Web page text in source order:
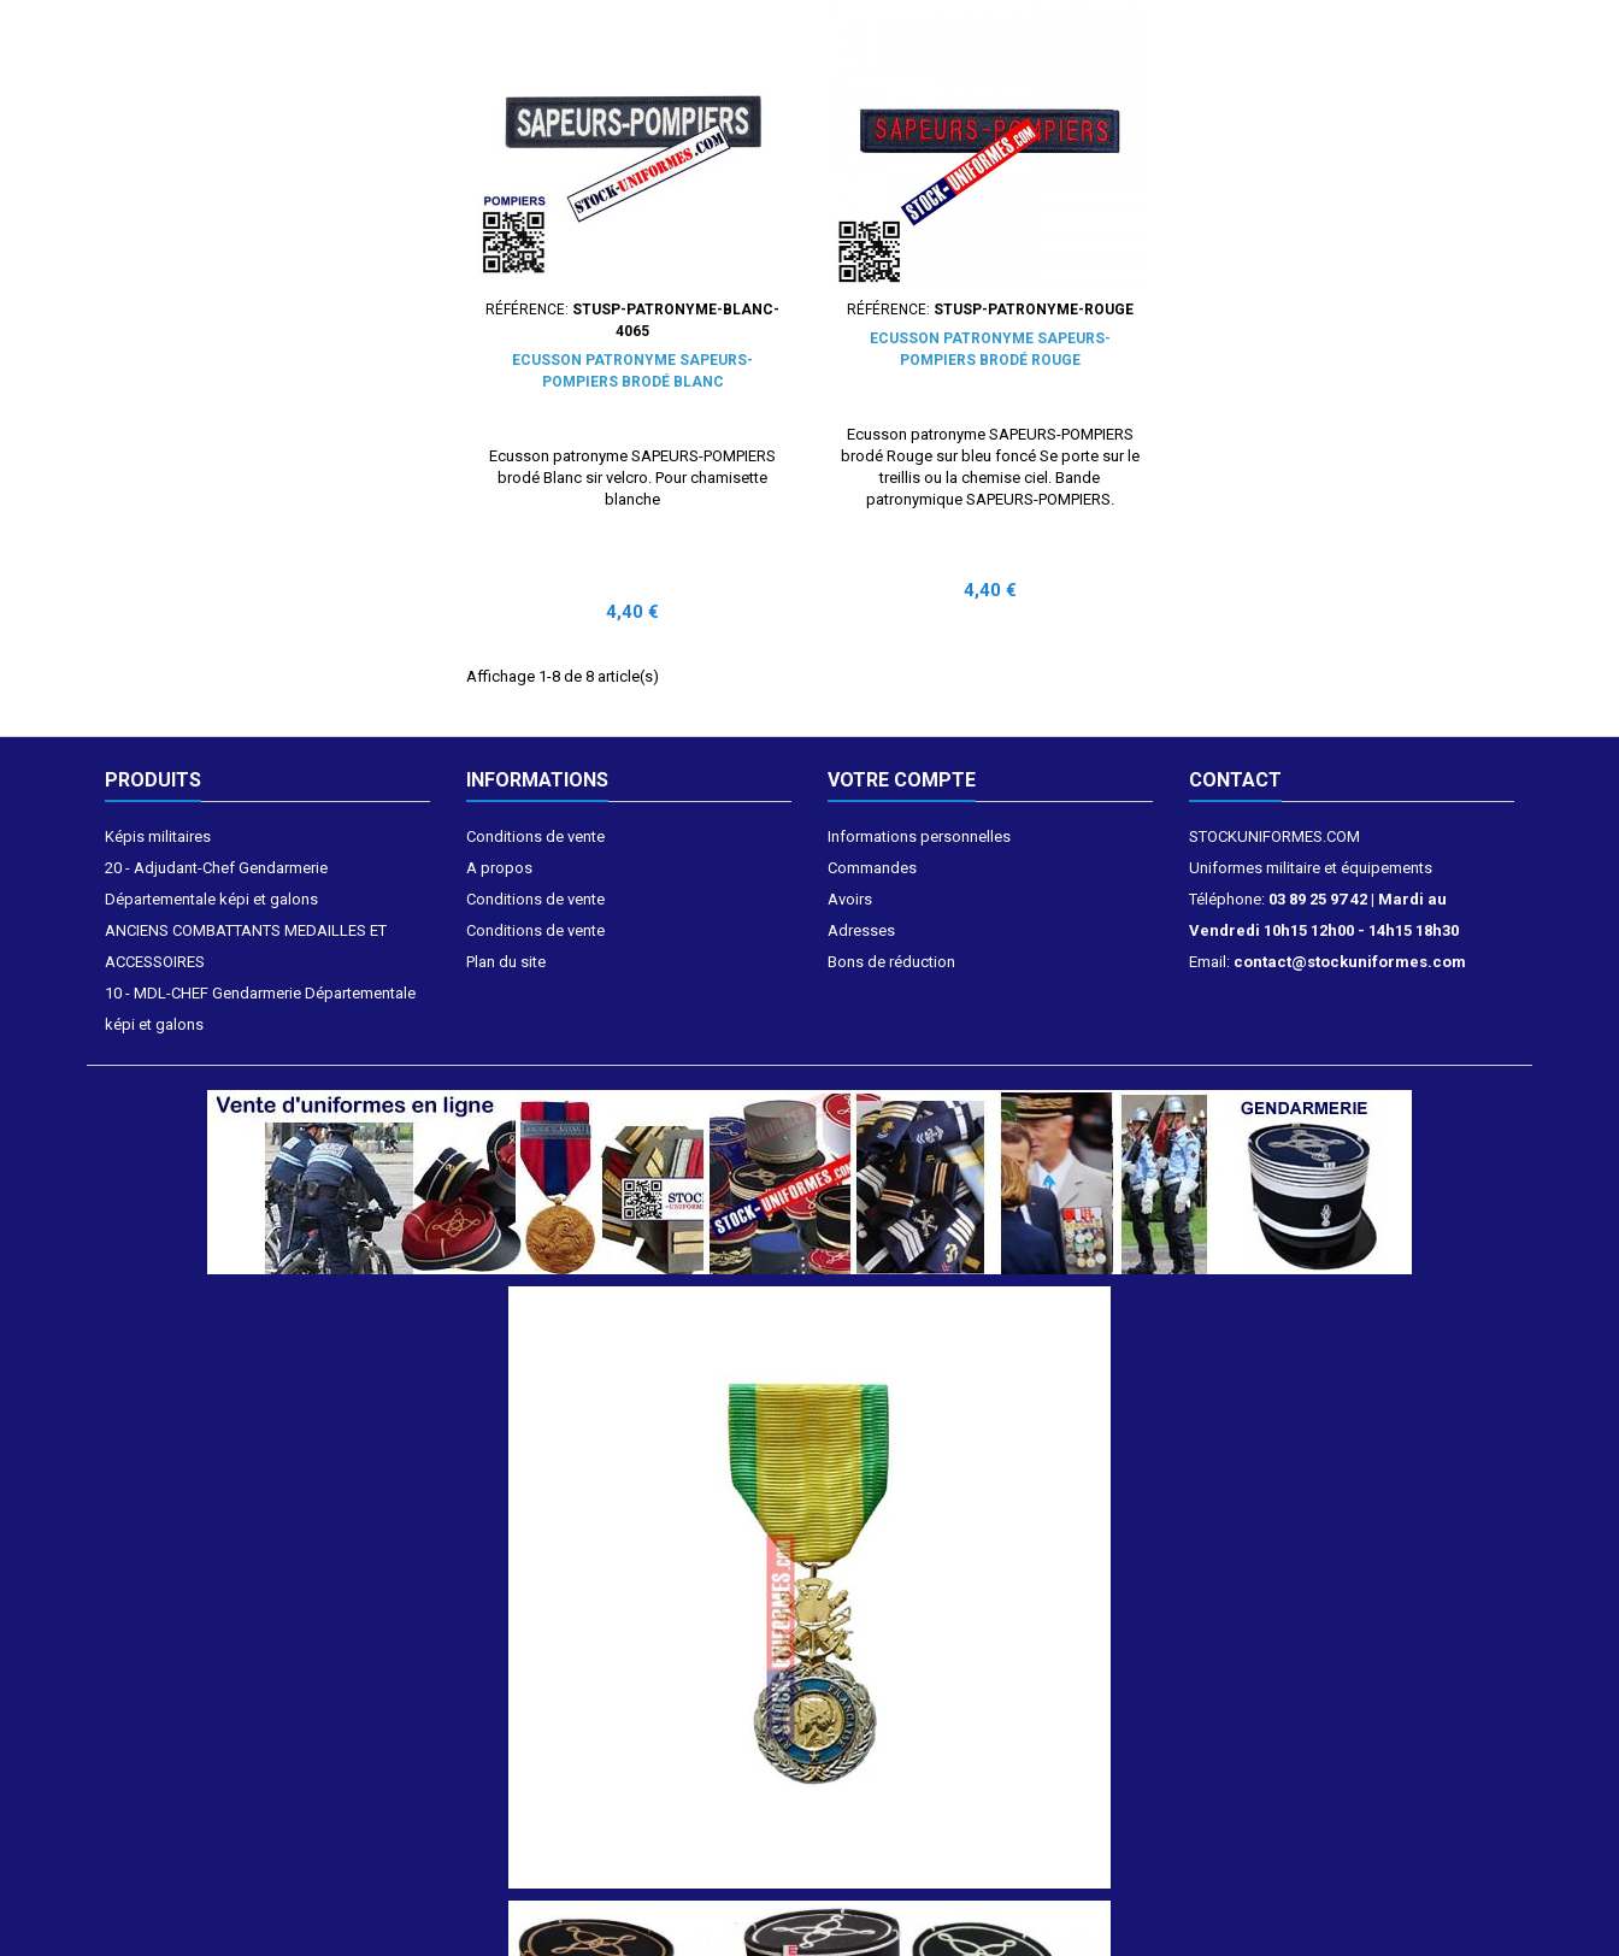
RÉFÉRENCE: STUSP-PATRONYME-BLANC-
4065
ECUSSON PATRONYME SAPEURS-
POMPIERS BRODÉ BLANC
Ecusson patronyme SAPEURS-POMPIERS
brodé Blanc sir velcro. Pour chamisette
blanche
Prix
4,40 €
RÉFÉRENCE: STUSP-PATRONYME-ROUGE
ECUSSON PATRONYME SAPEURS-
POMPIERS BRODÉ ROUGE
Ecusson patronyme SAPEURS-POMPIERS
brodé Rouge sur bleu foncé Se porte sur le
treillis ou la chemise ciel. Bande
patronymique SAPEURS-POMPIERS.
Prix
4,40 €
Affichage 1-8 de 8 article(s)
PRODUITS
Képis militaires
20 - Adjudant-Chef Gendarmerie
Départementale képi et galons
ANCIENS COMBATTANTS MEDAILLES ET
ACCESSOIRES
10 - MDL-CHEF Gendarmerie Départementale
képi et galons
INFORMATIONS
Conditions de vente
A propos
Conditions de vente
Conditions de vente
Plan du site
VOTRE COMPTE
Informations personnelles
Commandes
Avoirs
Adresses
Bons de réduction
CONTACT
STOCKUNIFORMES.COM
Uniformes militaire et équipements
Téléphone: 03 89 25 97 42 | Mardi au
Vendredi 10h15 12h00 - 14h15 18h30
Email: contact@stockuniformes.com